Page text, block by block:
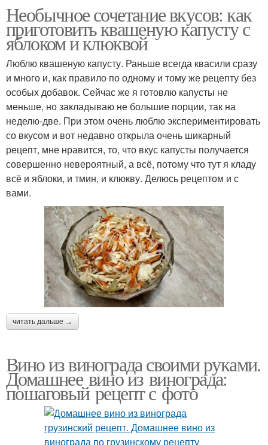
Необычное сочетание вкусов: как
приготовить квашеную капусту с
яблоком и клюквой
Люблю квашеную капусту. Раньше всегда квасили сразу
и много и, как правило по одному и тому же рецепту без
особых добавок. Сейчас же я готовлю капусты не
меньше, но закладываю не большие порции, так на
неделю-две. При этом очень люблю экспериментировать
со вкусом и вот недавно открыла очень шикарный
рецепт, мне нравится, то, что вкус капусты получается
совершенно невероятный, а всё, потому что тут я кладу
всё и яблоки, и тмин, и клюкву. Делюсь рецептом и с
вами.
читать дальше →
Вино из винограда своими руками.
Домашнее вино из винограда:
пошаговый рецепт с фото